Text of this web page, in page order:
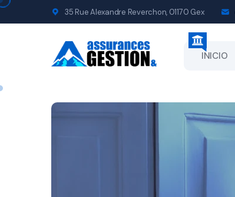
35 Rue Alexandre Reverchon, 01170 Gex
INICIO